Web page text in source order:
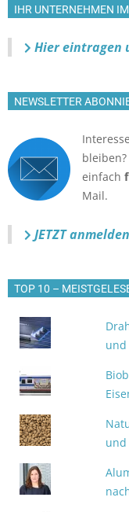
IHR UNTERNEHMEN
Hier eintragen
NEWSLETTER
einfach
Mail.
JETZT anmelden
TOP 10 –